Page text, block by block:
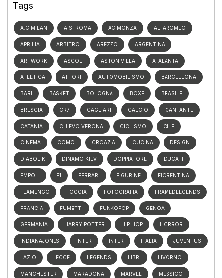
Tags
A.C MILAN A.S. ROMA AC MONZA ALFAROMEO
APRILIA ARBITRO AREZZO ARGENTINA
ARTWORK ASCOLI ASTON VILLA ATALANTA
ATLETICA ATTORI AUTOMOBILISMO BARCELLONA
BARI BASKET BOLOGNA BOXE BRASILE
BRESCIA CR7 CAGLIARI CALCIO CANTANTE
CATANIA CHIEVO VERONA CICLISMO CILE
CINEMA COMO CROAZIA CUCINA DESIGN
DIABOLIK DINAMO KIEV DOPPIATORE DUCATI
EMPOLI F1 FERRARI FIGURINE FIORENTINA
FLAMENGO FOGGIA FOTOGRAFIA FRAMEDLEGENDS
FRANCIA FUMETTI FUNKOPOP GENOA
GERMANIA HARRY POTTER HIP HOP HORROR
INDIANAJONES INTER INTER ITALIA JUVENTUS
LAZIO LECCE LEGENDS LIBRI LIVORNO
MANCHESTER MARADONA MARVEL MESSICO